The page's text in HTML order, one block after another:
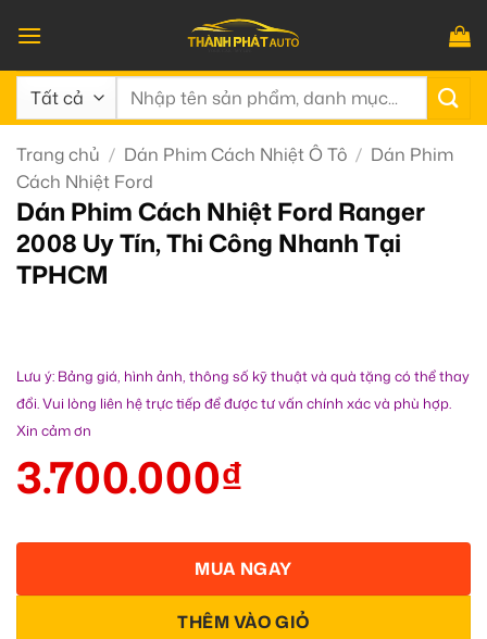
qua
nội
dung
Tìm
Trang chủ / Dán Phim Cách Nhiệt Ô Tô / Dán Phim
Cách Nhiệt Ford
Dán Phim Cách Nhiệt Ford Ranger
2008 Uy Tín, Thi Công Nhanh Tại
TPHCM
Lưu ý: Bảng giá, hình ảnh, thông số kỹ thuật và quà tặng có thể thay
đổi. Vui lòng liên hệ trực tiếp để được tư vấn chính xác và phù hợp.
Xin cảm ơn
3.700.000₫
THÊM VÀO GIỎ
MUA NGAY